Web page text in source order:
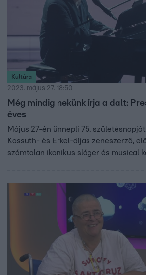
annyira megkedvelték, hogy egészen
Somló Tamás halála az egész
legközelibb zenésztársa, Presser
emlékezett meg barátjáról.
Kultúra
2023. május 27. 18:50
Még mindig nekünk írja a dalt:
éves
Május 27-én ünnepli 75.
Kossuth- és Erkel-díjas zeneszerző,
számtalan ikonikus sláger és musical